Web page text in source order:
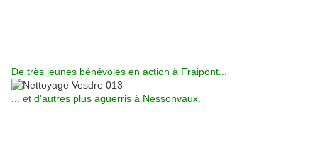
De très jeunes bénévoles en action à Fraipont...
... et d'autres plus aguerris à Nessonvaux.